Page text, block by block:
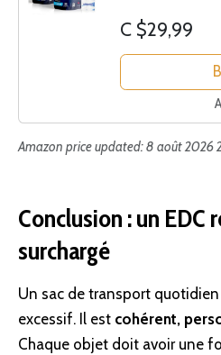
C $29,99
Amazon price updated:8 août 2026
Conclusion : un EDC
surchargé
Un sac de transport
excessif. Il est cohérent,
Chaque objet doit avoir une